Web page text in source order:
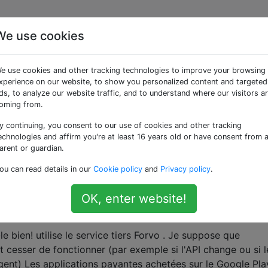
«in-app-purchase»
pour effectuer un achat intégré?
modifier le compte de messagerie que vous souhaitez
l'application? Jetez un coup d'oeil à l'image. Cliquez pour
Gmail et 1 seul possède une carte de crédit. Le compte
in-app-purchase
de fonctionner, puis-je récupérer mon
bien! utilise le service tiers Forvo . Je suppose que
de fonctionner (par exemple si l'API change ou si
Les applications payantes achetées sur le Google
use cookies
use cookies and other tracking technologies to improve your browsing
on our website, to show you personalized content and targeted
to analyze our website traffic, and to understand where our visitors
from.
continuing, you consent to our use of cookies and other tracking
and affirm you're at least 16 years old or have consent from a
or guardian.
can read details in our Cookie policy and Privacy policy.
OK, enter website!